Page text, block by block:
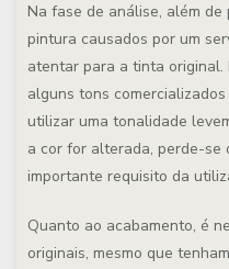
Na fase de análise, além
pintura causados por um
atentar para a tinta
alguns tons
utilizar uma tonalidade
a cor for alterada, perde-se
importante requisito da
Quanto ao acabamento, é
originais, mesmo que